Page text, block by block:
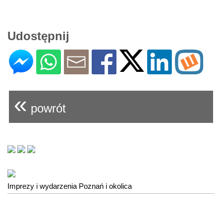
Udostępnij
« powrót
Imprezy i wydarzenia Poznań i okolica